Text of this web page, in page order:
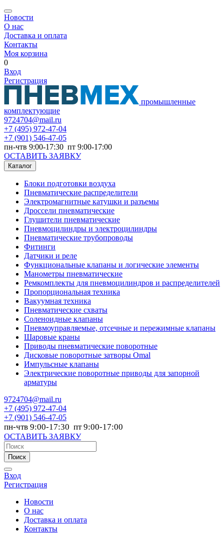
Новости
О нас
Доставка и оплата
Контакты
Моя корзина
0
Вход
Регистрация
промышленные
комплектующие
9724704@mail.ru
+7 (495) 972-47-04
+7 (901) 546-47-05
пн-чтв 9:00-17:30 пт 9:00-17:00
ОСТАВИТЬ ЗАЯВКУ
Каталог
Блоки подготовки воздуха
Пневматические распределители
Электромагнитные катушки и разъемы
Дроссели пневматические
Глушители пневматические
Пневмоцилиндры и электроцилиндры
Пневматические трубопроводы
Фитинги
Датчики и реле
Функциональные клапаны и логические элементы
Манометры пневматические
Ремкомплекты для пневмоцилиндров и распределителей
Пропорциональная техника
Вакуумная техника
Пневматические схваты
Соленоидные клапаны
Пневмоуправляемые, отсечные и пережимные клапаны
Шаровые краны
Приводы пневматические поворотные
Дисковые поворотные затворы Omal
Импульсные клапаны
Электрические поворотные приводы для запорной
арматуры
9724704@mail.ru
+7 (495) 972-47-04
+7 (901) 546-47-05
пн-чтв 9:00-17:30 пт 9:00-17:00
ОСТАВИТЬ ЗАЯВКУ
Поиск
Вход
Регистрация
Новости
О нас
Доставка и оплата
Контакты